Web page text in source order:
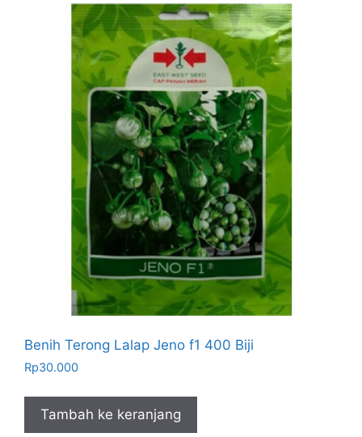
Benih Terong Lalap Jeno f1 400 Biji
Rp30.000
Tambah ke keranjang